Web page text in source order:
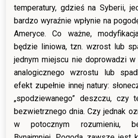
temperatury, gdzieś na Syberii,
bardzo wyraźnie wpłynie na
Ameryce. Co ważne,
będzie liniowa, tzn. wzrost lub
jednym miejscu nie doprowadzi
analogicznego wzrostu lub
efekt zupełnie innej natury:
„spodziewanego” deszczu, czy
bezwietrznego dnia. Czy jednak
w potocznym rozumieniu,